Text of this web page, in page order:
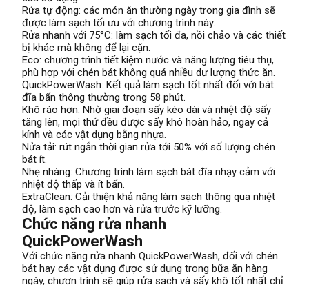
Rửa tự động: các món ăn thường ngày trong gia đình sẽ
được làm sạch tối ưu với chương trình này.
Rửa nhanh với 75°C: làm sạch tối đa, nồi chảo và các thiết
bị khác mà không để lại cặn.
Eco: chương trình tiết kiệm nước và năng lượng tiêu thụ,
phù hợp với chén bát không quá nhiều dư lượng thức ăn.
QuickPowerWash: Kết quả làm sạch tốt nhất đối với bát
đĩa bẩn thông thường trong 58 phút.
Khô ráo hơn: Nhờ giai đoạn sấy kéo dài và nhiệt độ sấy
tăng lên, mọi thứ đều được sấy khô hoàn hảo, ngay cả
kính và các vật dụng bằng nhựa.
Nửa tải: rút ngắn thời gian rửa tới 50% với số lượng chén
bát ít.
Nhẹ nhàng: Chương trình làm sạch bát đĩa nhạy cảm với
nhiệt độ thấp và ít bẩn.
ExtraClean: Cải thiện khả năng làm sạch thông qua nhiệt
độ, làm sạch cao hơn và rửa trước kỹ lưỡng.
Chức năng rửa nhanh
QuickPowerWash
Với chức năng rửa nhanh QuickPowerWash, đối với chén
bát hay các vật dụng được sử dụng trong bữa ăn hàng
ngày, chươn trình sẽ giúp rửa sạch và sấy khô tốt nhất chỉ